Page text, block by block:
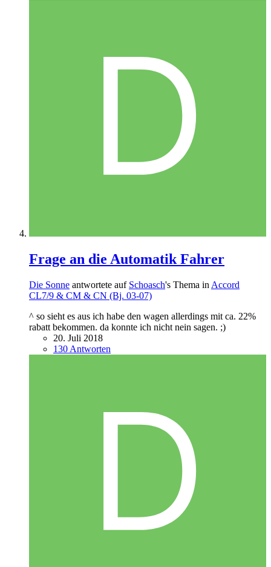
Frage an die Automatik Fahrer
Die Sonne antwortete auf Schoasch's Thema in Accord
CL7/9 & CM & CN (Bj. 03-07)
^ so sieht es aus ich habe den wagen allerdings mit ca. 22%
rabatt bekommen. da konnte ich nicht nein sagen. ;)
20. Juli 2018
130 Antworten